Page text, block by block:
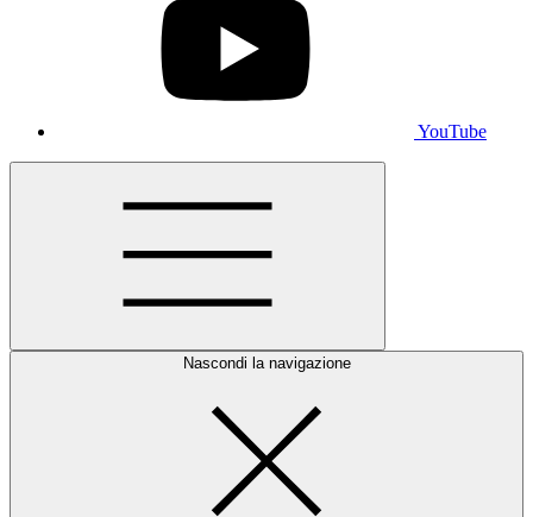
YouTube
Nascondi la navigazione